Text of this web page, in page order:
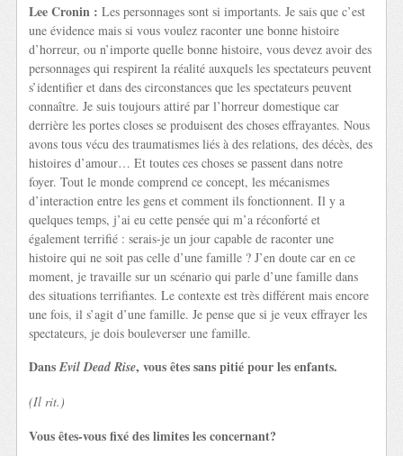
Lee Cronin :Les personnages sont si importants. Je sais que c’est
une évidence mais si vous voulez raconter une bonne histoire
d’horreur, ou n’importe quelle bonne histoire, vous devez avoir des
personnages qui respirent la réalité auxquels les spectateurs peuvent
s’identifier et dans des circonstances que les spectateurs peuvent
connaître. Je suis toujours attiré par l’horreur domestique car
derrière les portes closes se produisent des choses effrayantes. Nous
avons tous vécu des traumatismes liés à des relations, des décès, des
histoires d’amour… Et toutes ces choses se passent dans notre
foyer. Tout le monde comprend ce concept, les mécanismes
d’interaction entre les gens et comment ils fonctionnent. Il y a
quelques temps, j’ai eu cette pensée qui m’a réconforté et
également terrifié : serais-je un jour capable de raconter une
histoire qui ne soit pas celle d’une famille ? J’en doute car en ce
moment, je travaille sur un scénario qui parle d’une famille dans
des situations terrifiantes. Le contexte est très différent mais encore
une fois, il s’agit d’une famille. Je pense que si je veux effrayer les
spectateurs, je dois bouleverser une famille.
DansEvil Dead Rise, vous êtes sans pitié pour les enfants.
(Il rit.)
Vous êtes-vous fixé des limites les concernant?